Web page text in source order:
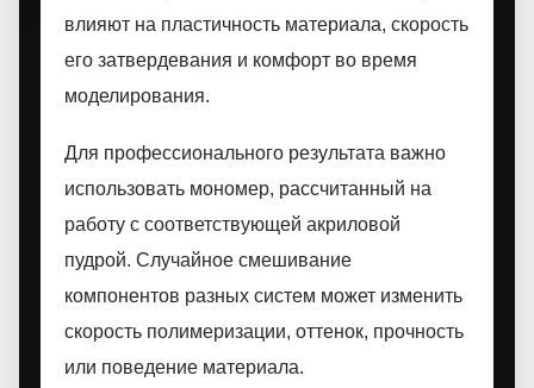
влияют на пластичность материала, скорость
его затвердевания и комфорт во время
моделирования.
Для профессионального результата важно
использовать мономер, рассчитанный на
работу с соответствующей акриловой
пудрой. Случайное смешивание
компонентов разных систем может изменить
скорость полимеризации, оттенок, прочность
или поведение материала.